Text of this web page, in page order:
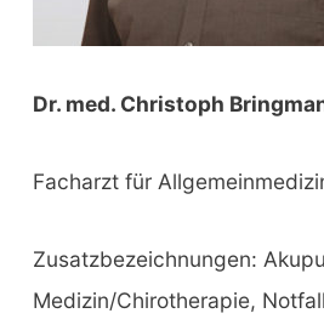
Dr. med. Christoph
Facharzt für
Zusatzbezeichnungen:
Medizin/Chirotherapie,